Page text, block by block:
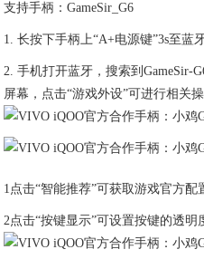
支持手柄：GameSir_G6
1. 长按下手柄上“A+电源键”3s至蓝
2. 手机打开蓝牙，搜索到GameSir-
屏幕，点击“游戏外设”可进行相关
1点击“智能推荐”可获取游戏官方配
2点击“按键显示”可设置按键的透明